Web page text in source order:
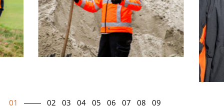
01 02 03 04 05 06 07 08 09